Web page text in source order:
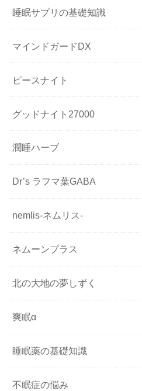
睡眠サプリの基礎知識
マインドガードDX
ピースナイト
グッドナイト27000
潤睡ハーブ
Dr’s ラフマ葉GABA
nemlis-ネムリス-
ネムーンプラス
北の大地の夢しずく
爽眠α
睡眠薬の基礎知識
不眠症の悩み